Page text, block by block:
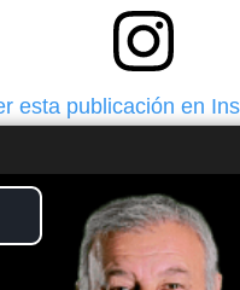
Video
esta publicación en